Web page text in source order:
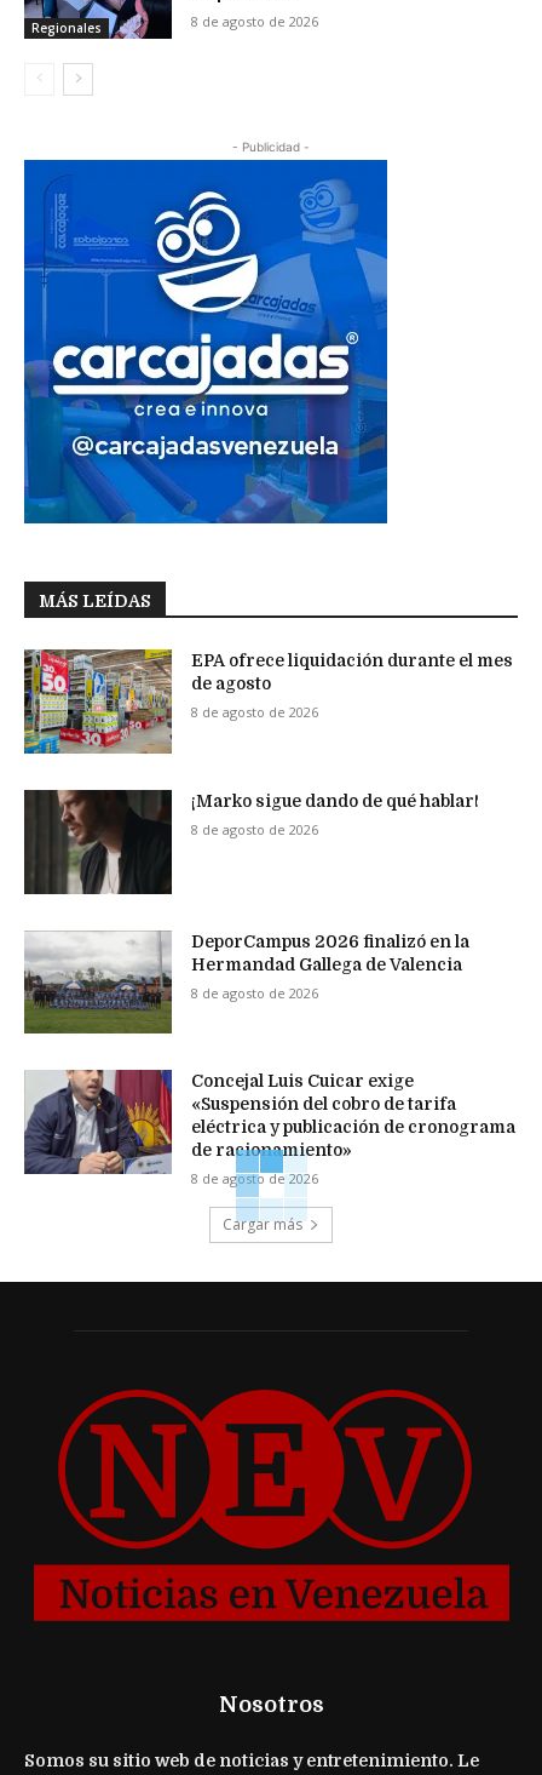
Regionales 8 de agosto de 2026
- Publicidad -
MÁS LEÍDAS
EPA ofrece liquidación durante el mes
de agosto
8 de agosto de 2026
¡Marko sigue dando de qué hablar!
8 de agosto de 2026
DeporCampus 2026 finalizó en la
Hermandad Gallega de Valencia
8 de agosto de 2026
Concejal Luis Cuicar exige
«Suspensión del cobro de tarifa
eléctrica y publicación de cronograma
de racionamiento»
8 de agosto de 2026
Cargar más
Nosotros
Somos su sitio web de noticias y entretenimiento. Le